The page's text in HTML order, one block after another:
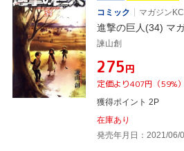
コミック
マガジンKC
進撃の巨人(34) マ
諫山創
¥275円
定価より407円（59%
獲得ポイント 2P
在庫あり
発売年月日：2021/06/